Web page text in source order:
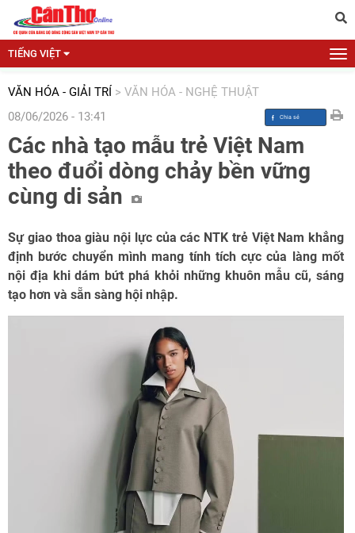
TIẾNG VIỆT
VĂN HÓA - GIẢI TRÍ > VĂN HÓA - NGHỆ THUẬT
08/06/2026 - 13:41
Các nhà tạo mẫu trẻ Việt Nam
theo đuổi dòng chảy bền vững
cùng di sản
Sự giao thoa giàu nội lực của các NTK trẻ Việt Nam khẳng
định bước chuyển mình mang tính tích cực của làng mốt
nội địa khi dám bứt phá khỏi những khuôn mẫu cũ, sáng
tạo hơn và sẵn sàng hội nhập.